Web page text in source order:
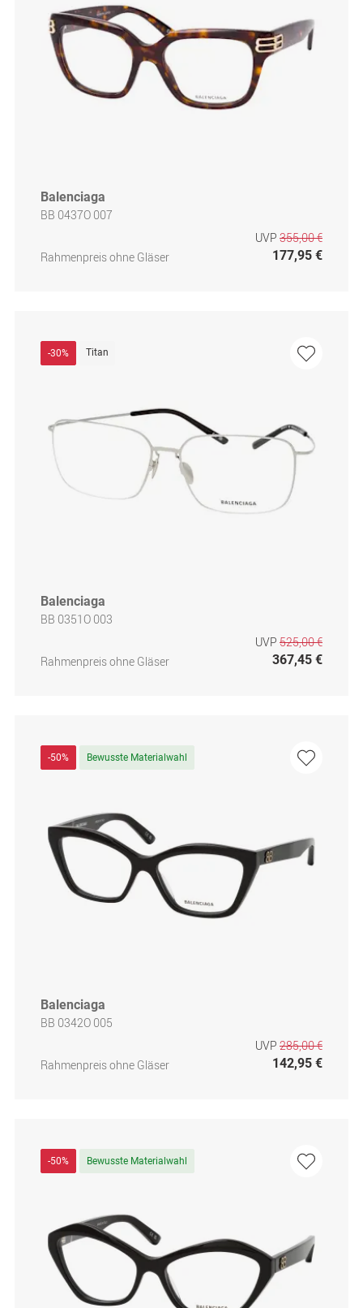
Balenciaga
BB 0437O 007
Rahmenpreis ohne Gläser
UVP 355,00 €
177,95 €
-30% Titan
Balenciaga
BB 0351O 003
Rahmenpreis ohne Gläser
UVP 525,00 €
367,45 €
-50% Bewusste Materialwahl
Balenciaga
BB 0342O 005
Rahmenpreis ohne Gläser
UVP 285,00 €
142,95 €
-50% Bewusste Materialwahl